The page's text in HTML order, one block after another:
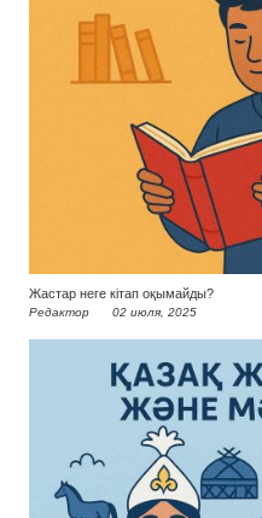
Жастар неге кітап оқымайды?
Редактор 02 июля, 2025